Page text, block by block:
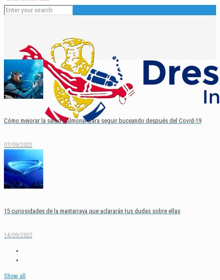
Español
English
Cómo mejorar la salud pulmonar para seguir buceando después del Covid-19
07/09/2022
15 curiosidades de la mantarraya que aclararán tus dudas sobre ellas
14/09/2022
Show all